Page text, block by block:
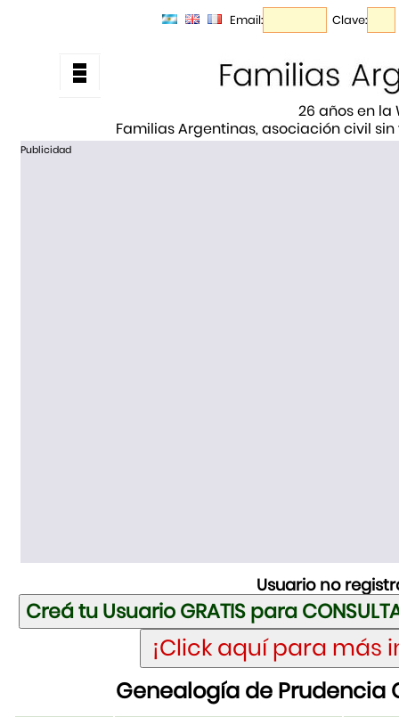
Email: Clave:
26 años en la
Familias Argentinas, asociación civil
Publicidad
Usuario no
Genealogía de Prudencia